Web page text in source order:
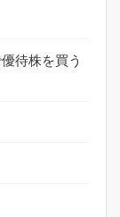
待株を買う